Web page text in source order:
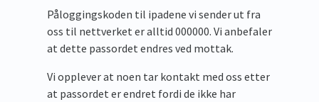
Påloggingskoden til ipadene vi sender ut fra
oss til nettverket er alltid 000000. Vi anbefaler
at dette passordet endres ved mottak.
Vi opplever at noen tar kontakt med oss etter
at passordet er endret fordi de ikke har